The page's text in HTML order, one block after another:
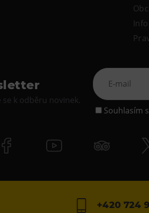
se k odběru novinek.
Souhlasím
+420 724